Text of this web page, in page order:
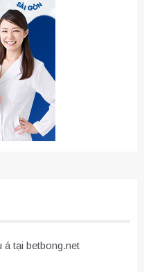
á tại betbong.net